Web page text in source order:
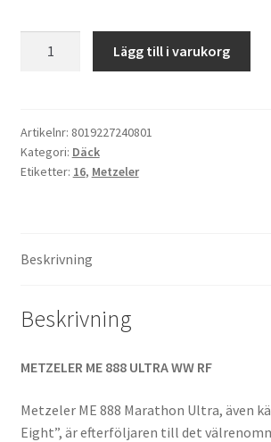
Ultra
Rf.
WW
77H
(bak)
mängd
Lägg till i varukorg
Artikelnr: 8019227240801
Kategori: Däck
Etiketter: 16, Metzeler
Beskrivning
Beskrivning
METZELER ME 888 ULTRA WW RF
Metzeler ME 888 Marathon Ultra, även
Eight”, är efterföljaren till det